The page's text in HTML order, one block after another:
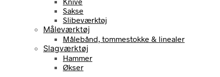
Sakse
Slibeværktøj
Måleværktøj
Målebånd, tommestokke & linealer
Slagværktøj
Hammer
Økser